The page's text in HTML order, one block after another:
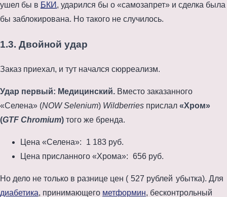
ушел бы в БКИ , ударился бы о «самозапрет» и сделка была
бы заблокирована. Но такого не случилось.
1.3. Двойной удар
Заказ приехал, и тут начался сюрреализм.
Удар первый: Медицинский. Вместо заказанного
«Селена» (NOW Selenium) Wildberries прислал «Хром»
(GTF Chromium) того же бренда.
Цена «Селена»:
1 183 руб.
Цена присланного «Хрома»: 656 руб.
Но дело не только в разнице цен ( 527 рублей убытка). Для
диабетика, принимающего метформин, бесконтрольный